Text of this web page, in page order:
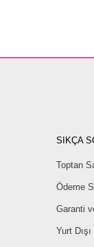
SIKÇA
Toptan
Ödeme
Garanti
Yurt